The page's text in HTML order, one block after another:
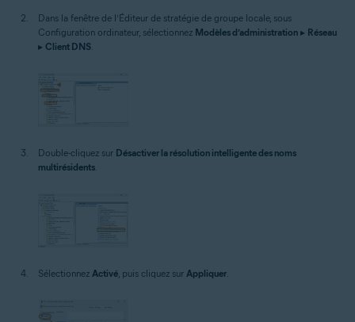
Dans la fenêtre de l’Éditeur de stratégie de groupe locale, sous
Configuration ordinateur, sélectionnez Modèles d’administration ▸ Réseau
▸ Client DNS
Double-cliquez sur Désactiver la résolution intelligente des noms
multirésidents
Sélectionnez Activé , puis cliquez sur Appliquer